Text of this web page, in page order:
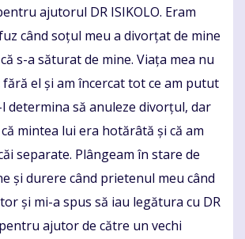
ajutorul DR ISIKOLO. Eram
când soțul meu a divorțat de mine
s-a săturat de mine. Viața mea nu
el și am încercat tot ce am putut
determina să anuleze divorțul, dar
mintea lui era hotărâtă și că am
separate. Plângeam în stare de
și durere când prietenul meu când
și mi-a spus să iau legătura cu DR
ajutor de către un vechi